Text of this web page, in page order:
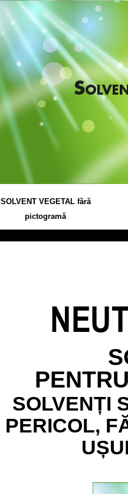
SOLVENT VEGETAL fără
pictogramă
SOLVENȚI
PERICOL,